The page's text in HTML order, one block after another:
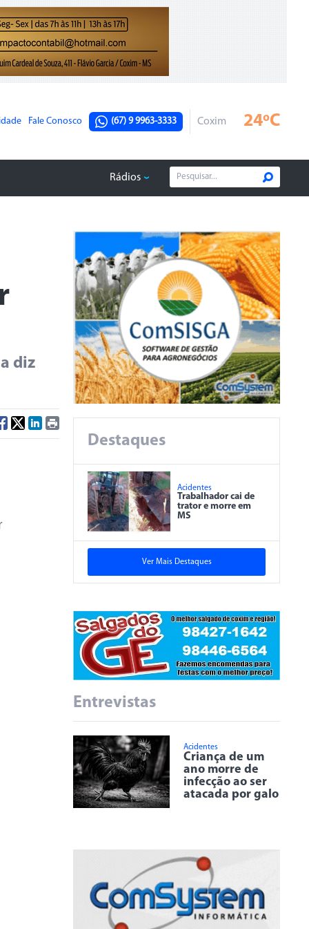
Fale Conosco (67) 9 9963-3333 Coxim 24ºC
Rádios
diz
Destaques
Acidentes
Trabalhador cai de
trator e morre em
MS
Ver Mais Destaques
Entrevistas
Acidentes
Criança de um
ano morre de
infecção ao ser
atacada por galo